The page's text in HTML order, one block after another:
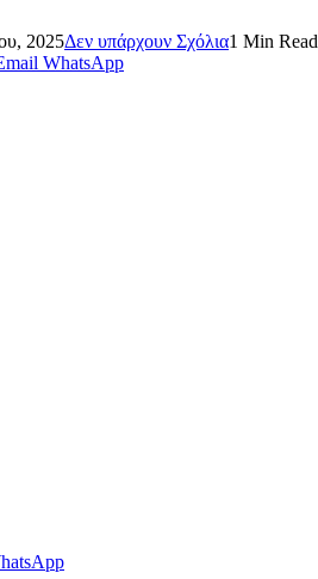
2025Δεν υπάρχουν Σχόλια1 Min Read
WhatsApp